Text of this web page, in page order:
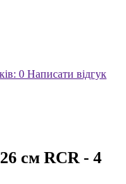
0 Написати відгук
см RCR - 4